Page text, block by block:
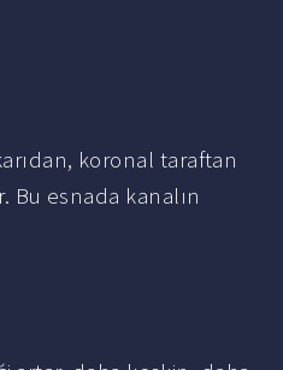
koronal taraftan
Bu esnada kanalın